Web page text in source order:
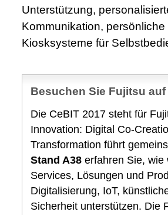
Unterstützung,
Kommunikation,
Kiosksysteme für
Besuchen Sie Fujitsu auf
Die CeBIT 2017 steht für
Innovation: Digital Co-
Transformation führt
Stand A38 erfahren Sie, wie
Services, Lösungen und
Digitalisierung, IoT,
Sicherheit unterstützen. Die